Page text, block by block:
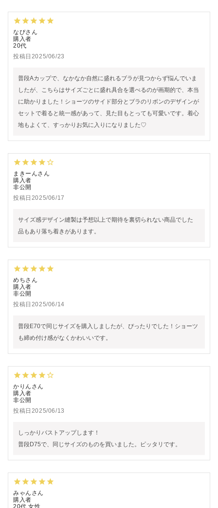
なぴ
購入者
20代
投稿日 2025/06/23
普段Aカップで、なかなか自然に盛れるブラが見つからず悩んでいま
したが、こちらはサイズごとに盛れ具合を選べるのが画期的で、本当
に助かりました！ショーツのサイド部分とブラのリボンのデザインが
セットで着ると統一感があって、見た目もとっても可愛いです。着心
地もよくて、すっかりお気に入りになりました♡
まきーん
購入者
非公開
投稿日 2025/06/17
サイズ感デザイン縫製は予想以上で期待を裏切られない商品でした
品もあり落ち着きがあります。
めち
購入者
非公開
投稿日 2025/06/14
普段E70で同じサイズを購入しましたが、ぴったりでした！ショーツ
も締め付け感がなくかわいいです。
かりん
購入者
非公開
投稿日 2025/06/13
しっかりバストアップします！
普段D75で、同じサイズのものを買いました。ピッタリです。
みゃん
購入者